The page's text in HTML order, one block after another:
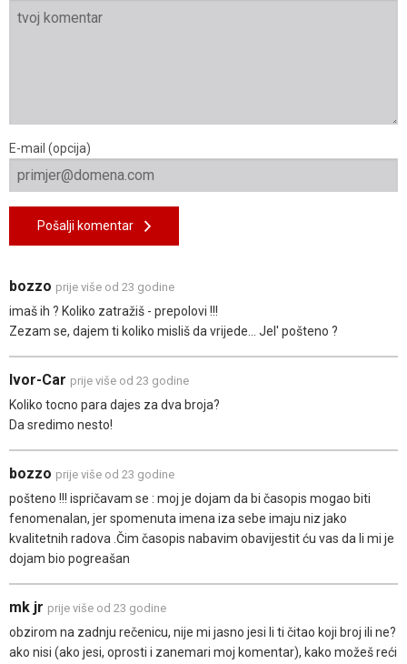
E-mail (opcija)
Pošalji komentar
bozzo prije više od 23 godine
imaš ih ? Koliko zatražiš - prepolovi !!!
Zezam se, dajem ti koliko misliš da vrijede... Jel' pošteno ?
Ivor-Car prije više od 23 godine
Koliko tocno para dajes za dva broja?
Da sredimo nesto!
bozzo prije više od 23 godine
pošteno !!! ispričavam se : moj je dojam da bi časopis mogao biti
fenomenalan, jer spomenuta imena iza sebe imaju niz jako
kvalitetnih radova .Čim časopis nabavim obavijestit ću vas da li mi je
dojam bio pogreašan
mk jr prije više od 23 godine
obzirom na zadnju rečenicu, nije mi jasno jesi li ti čitao koji broj ili ne?
ako nisi (ako jesi, oprosti i zanemari moj komentar), kako možeš reći